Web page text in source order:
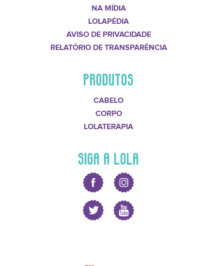
NA MÍDIA
LOLAPÉDIA
AVISO DE PRIVACIDADE
RELATÓRIO DE TRANSPARÊNCIA
PRODUTOS
CABELO
CORPO
LOLATERAPIA
SIGA A LOLA